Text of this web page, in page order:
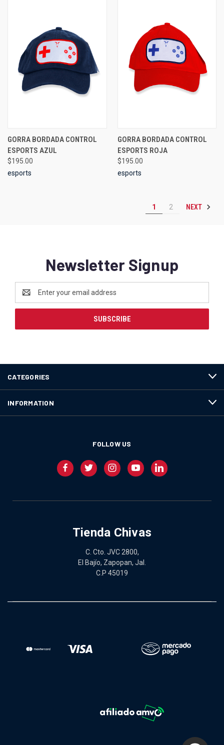
GORRA BORDADA CONTROL
ESPORTS AZUL
$195.00
esports
GORRA BORDADA CONTROL
ESPORTS ROJA
$195.00
esports
1 2 NEXT
Newsletter Signup
Address
CATEGORIES
INFORMATION
FOLLOW US
Tienda Chivas
C. Cto. JVC 2800,
El Bajío, Zapopan, Jal.
C.P 45019